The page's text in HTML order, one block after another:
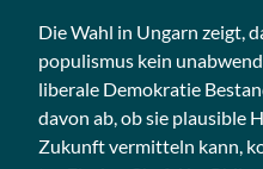
Die Wahl in Ungarn zeigt,
po­pu­lis­mus kein
libe­ra­le Demo­kra­tie
davon ab, ob sie plau­si­ble
Zukunft ver­mit­teln kann,